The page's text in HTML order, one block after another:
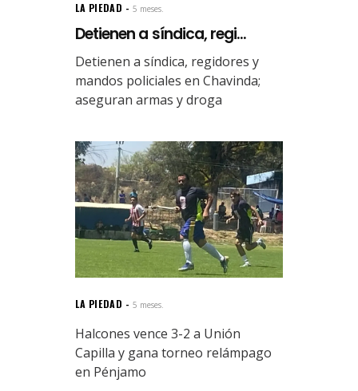
LA PIEDAD 5 meses.
Detienen a síndica, regi...
Detienen a síndica, regidores y
mandos policiales en Chavinda;
aseguran armas y droga
LA PIEDAD 5 meses.
Halcones vence 3-2 a Unión
Capilla y gana torneo relámpago
en Pénjamo